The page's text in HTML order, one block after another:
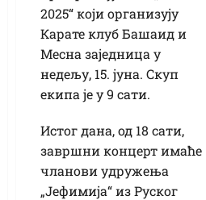
2025“ који организују
Карате клуб Башаид и
Месна заједница у
недељу, 15. јуна. Скуп
екипа је у 9 сати.
Истог дана, од 18 сати,
завршни концерт имаће
чланови удружења
„Јефимија“ из Руског